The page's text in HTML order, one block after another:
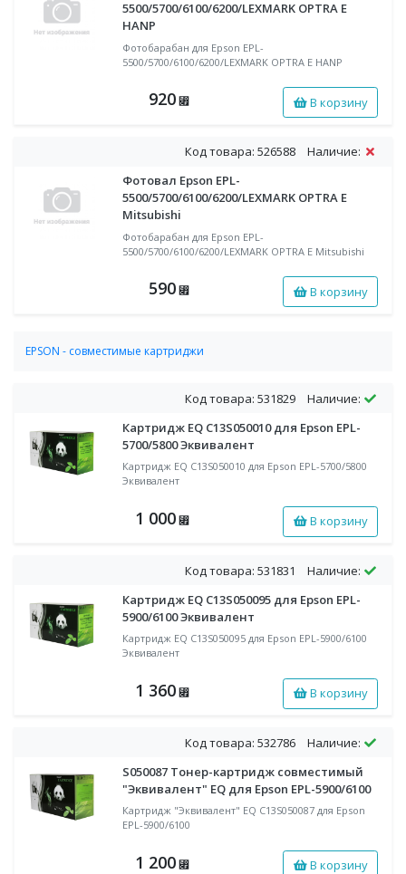
5500/5700/6100/6200/LEXMARK OPTRA E
HANP
Фотобарабан для Epson EPL-
5500/5700/6100/6200/LEXMARK OPTRA E HANP
920 ⃏ В корзину
Код товара: 526588
Наличие:
Фотовал Epson EPL-
5500/5700/6100/6200/LEXMARK OPTRA E
Mitsubishi
Фотобарабан для Epson EPL-
5500/5700/6100/6200/LEXMARK OPTRA E Mitsubishi
590 ⃏ В корзину
EPSON - совместимые картриджи
Код товара: 531829
Наличие:
Картридж EQ C13S050010 для Epson EPL-
5700/5800 Эквивалент
Картридж EQ C13S050010 для Epson EPL-5700/5800
Эквивалент
1 000 ⃏ В корзину
Код товара: 531831
Наличие:
Картридж EQ C13S050095 для Epson EPL-
5900/6100 Эквивалент
Картридж EQ C13S050095 для Epson EPL-5900/6100
Эквивалент
1 360 ⃏ В корзину
Код товара: 532786
Наличие:
S050087 Тонер-картридж совместимый
"Эквивалент" EQ для Epson EPL-5900/6100
Картридж "Эквивалент" EQ C13S050087 для Epson
EPL-5900/6100
1 200 ⃏ В корзину